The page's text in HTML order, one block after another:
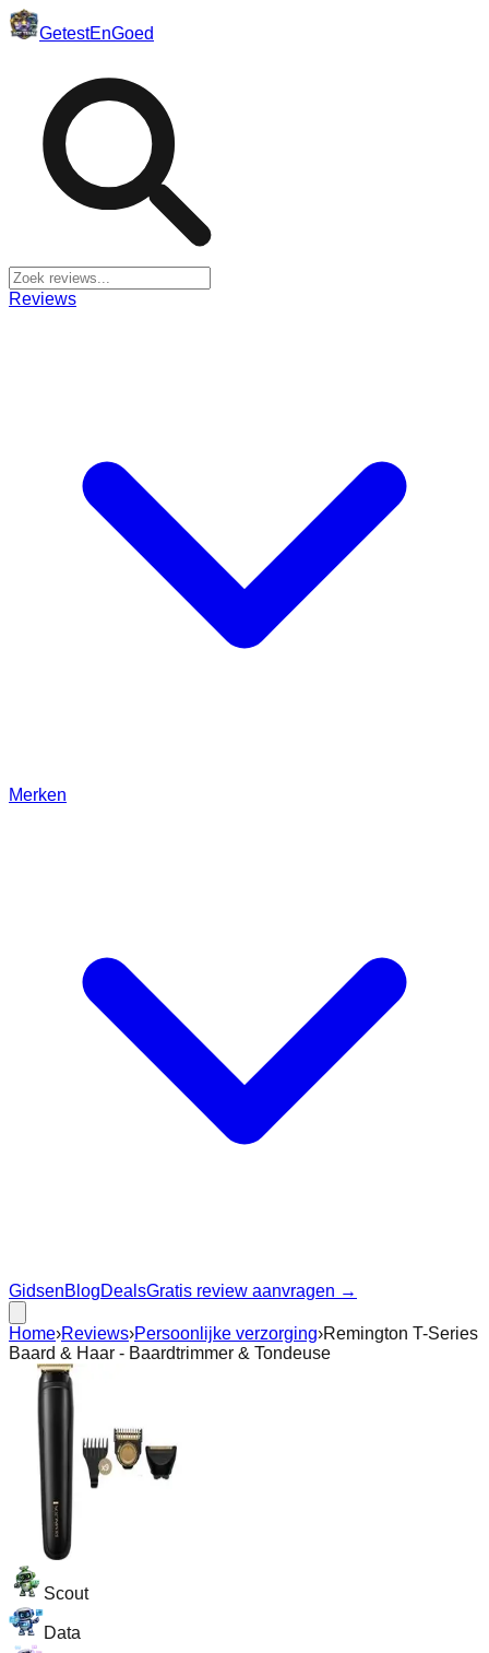
GetestEnGoed
Reviews
Merken
GidsenBlogDealsGratis review aanvragen →
Home›Reviews›Persoonlijke verzorging›Remington T-Series
Baard & Haar - Baardtrimmer & Tondeuse
Scout
Data